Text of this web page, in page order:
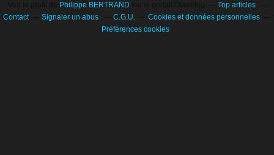
Philippe BERTRAND
Top articles
Contact
Signaler un abus C.G.U.
Cookies et données personnelles
Préférences cookies